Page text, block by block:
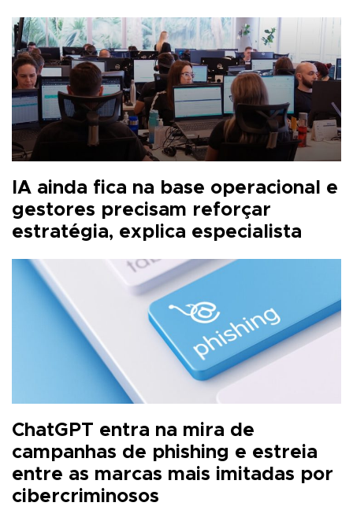
IA ainda fica na base operacional e
gestores precisam reforçar
estratégia, explica especialista
ChatGPT entra na mira de
campanhas de phishing e estreia
entre as marcas mais imitadas por
cibercriminosos